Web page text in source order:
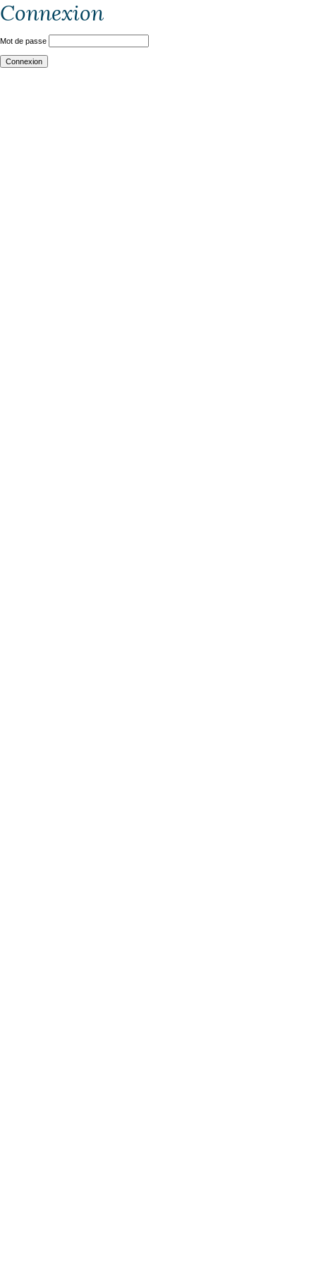
Connexion
Mot de passe